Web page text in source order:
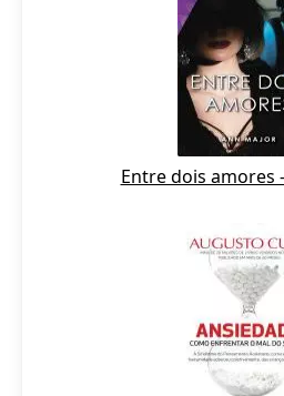
Entre dois amores